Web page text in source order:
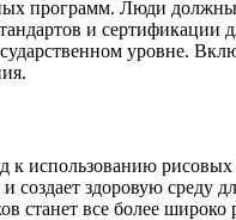
программ. Люди
и
уровне.
использованию рисовых
создает здоровую
станет все более